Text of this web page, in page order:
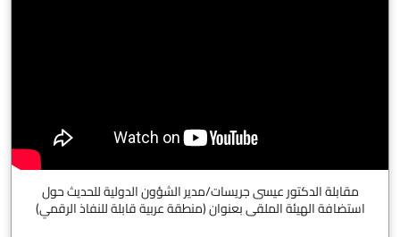
مقابلة الدكتور عيسى جريسات/مدير الشؤون الدولية للحديث حول
استضافة الهيئة الملقى بعنوان (منطقة عربية قابلة للنفاذ الرقمي)